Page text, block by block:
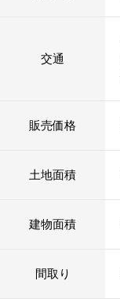
交通
販売価格
土地面積
建物面積
間取り